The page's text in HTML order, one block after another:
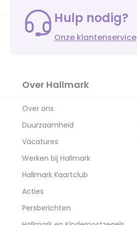
Hulp nodig?
Onze klantenservice
Over Hallmark
Over ons
Duurzaamheid
Vacatures
Werken bij Hallmark
Hallmark Kaartclub
Acties
Persberichten